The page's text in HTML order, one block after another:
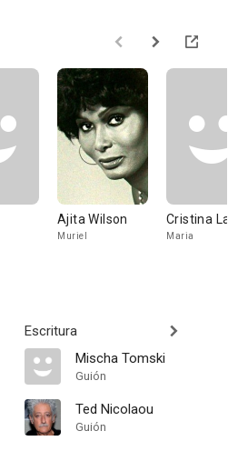
Ajita Wilson
Muriel
Cristina
Maria
Escritura
Mischa Tomski
Guión
Ted Nicolaou
Guión